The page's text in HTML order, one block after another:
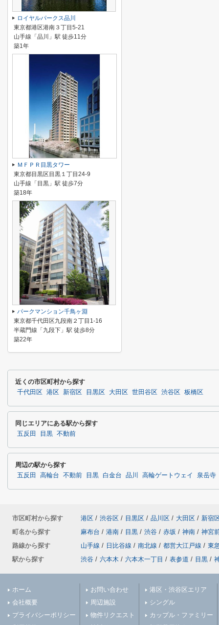
ロイヤルパークス品川
東京都港区港南３丁目5-21
山手線「品川」駅 徒歩11分
築1年
ＭＦＰＲ目黒タワー
東京都目黒区目黒１丁目24-9
山手線「目黒」駅 徒歩7分
築18年
パークマンション千鳥ヶ淵
東京都千代田区九段南２丁目1-16
半蔵門線「九段下」駅 徒歩8分
築22年
近くの市区町村から探す
千代田区 港区 新宿区 目黒区 大田区 世田谷区 渋谷区 板橋区
同じエリアにある駅から探す
五反田 目黒 不動前
周辺の駅から探す
五反田 高輪台 不動前 目黒 白金台 品川 高輪ゲートウェイ 泉岳寺
市区町村から探す 港区 / 渋谷区 / 目黒区 / 品川区 / 大田区 / 新宿
町名から探す
麻布台 / 港南 / 目黒 / 渋谷 / 赤坂 / 神南 / 神宮
路線から探す
山手線 / 日比谷線 / 南北線 / 都営大江戸線 / 東
駅から探す
渋谷 / 六本木 / 六本木一丁目 / 表参道 / 目黒 /
ホーム
会社概要
プライバシーポリシー
お問い合わせ
周辺施設
物件リクエスト
港区・渋谷区エリア
シングル
カップル・ファミリー